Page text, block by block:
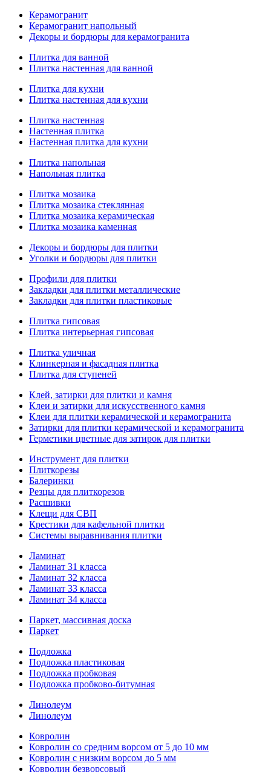
Керамогранит
Керамогранит напольный
Декоры и бордюры для керамогранита
Плитка для ванной
Плитка настенная для ванной
Плитка для кухни
Плитка настенная для кухни
Плитка настенная
Настенная плитка
Настенная плитка для кухни
Плитка напольная
Напольная плитка
Плитка мозаика
Плитка мозаика стеклянная
Плитка мозаика керамическая
Плитка мозаика каменная
Декоры и бордюры для плитки
Уголки и бордюры для плитки
Профили для плитки
Закладки для плитки металлические
Закладки для плитки пластиковые
Плитка гипсовая
Плитка интерьерная гипсовая
Плитка уличная
Клинкерная и фасадная плитка
Плитка для ступеней
Клей, затирки для плитки и камня
Клеи и затирки для искусственного камня
Клеи для плитки керамической и керамогранита
Затирки для плитки керамической и керамогранита
Герметики цветные для затирок для плитки
Инструмент для плитки
Плиткорезы
Балеринки
Резцы для плиткорезов
Расшивки
Клещи для СВП
Крестики для кафельной плитки
Системы выравнивания плитки
Ламинат
Ламинат 31 класса
Ламинат 32 класса
Ламинат 33 класса
Ламинат 34 класса
Паркет, массивная доска
Паркет
Подложка
Подложка пластиковая
Подложка пробковая
Подложка пробково-битумная
Линолеум
Линолеум
Ковролин
Ковролин со средним ворсом от 5 до 10 мм
Ковролин с низким ворсом до 5 мм
Ковролин безворсовый